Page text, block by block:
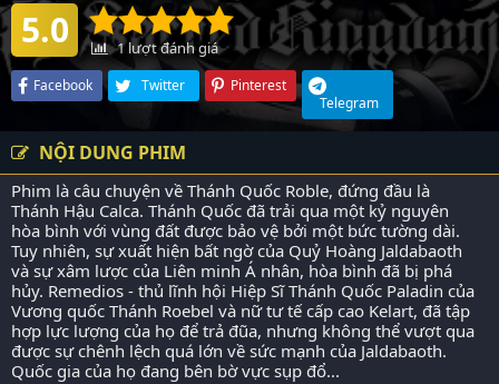
5.0 1lượt đánh giá
Facebook Twitter
Pinterest
Telegram
NỘI DUNG PHIM
Phim là câu chuyện về Thánh Quốc Roble, đứng đầu là
Thánh Hậu Calca. Thánh Quốc đã trải qua một kỷ nguyên
hòa bình với vùng đất được bảo vệ bởi một bức tường dài.
Tuy nhiên, sự xuất hiện bất ngờ của Quỷ Hoàng Jaldabaoth
và sự xâm lược của Liên minh Á nhân, hòa bình đã bị phá
hủy. Remedios - thủ lĩnh hội Hiệp Sĩ Thánh Quốc Paladin của
Vương quốc Thánh Roebel và nữ tư tế cấp cao Kelart, đã tập
hợp lực lượng của họ để trả đũa, nhưng không thể vượt qua
được sự chênh lệch quá lớn về sức mạnh của Jaldabaoth.
Quốc gia của họ đang bên bờ vực sụp đổ...